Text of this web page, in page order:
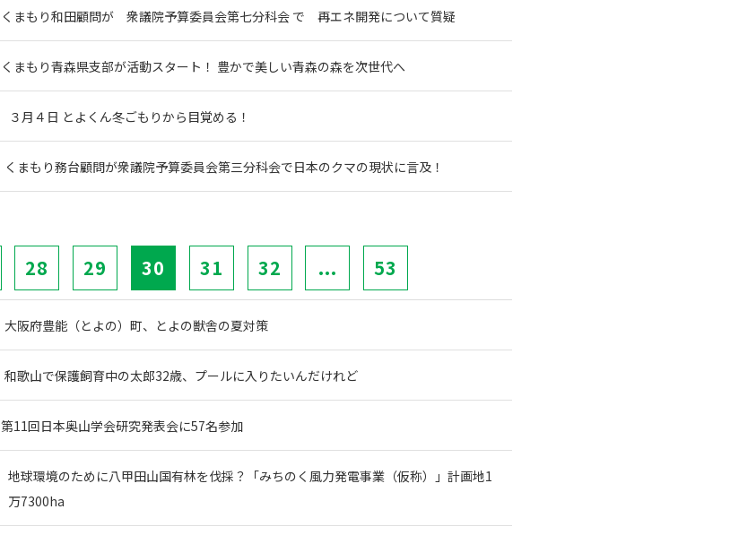
くまもり和田顧問が 衆議院予算委員会第七分科会 で 再エネ開発について質疑
くまもり青森県支部が活動スタート！ 豊かで美しい青森の森を次世代へ
３月４日 とよくん冬ごもりから目覚める！
くまもり務台顧問が衆議院予算委員会第三分科会で日本のクマの現状に言及！
28 29 30 31 32 ... 53
大阪府豊能（とよの）町、とよの獣舎の夏対策
和歌山で保護飼育中の太郎32歳、プールに入りたいんだけれど
第11回日本奥山学会研究発表会に57名参加
地球環境のために八甲田山国有林を伐採？「みちのく風力発電事業（仮称）」計画地1
万7300ha